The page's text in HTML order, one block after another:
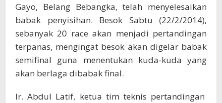
Gayo, Belang Bebangka, telah menyelesaikan
babak penyisihan. Besok Sabtu (22/2/2014),
sebanyak 20 race akan menjadi pertandingan
terpanas, mengingat besok akan digelar babak
semifinal guna menentukan kuda-kuda yang
akan berlaga dibabak final.
Ir. Abdul Latif, ketua tim teknis pertandingan